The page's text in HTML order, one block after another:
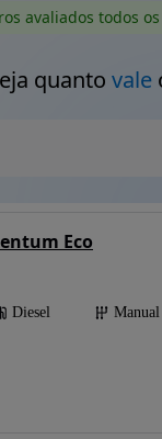
avaliados todos
quanto vale
Eco
Diesel Manual